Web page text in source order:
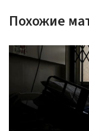
Похожие